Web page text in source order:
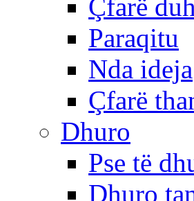
Çfarë
Paraqitu
Nda ideja
Çfarë
Dhuro
Pse të
Dhuro